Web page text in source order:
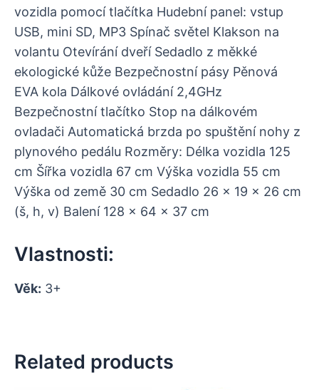
vozidla pomocí tlačítka Hudební panel: vstup
USB, mini SD, MP3 Spínač světel Klakson na
volantu Otevírání dveří Sedadlo z měkké
ekologické kůže Bezpečnostní pásy Pěnová
EVA kola Dálkové ovládání 2,4GHz
Bezpečnostní tlačítko Stop na dálkovém
ovladači Automatická brzda po spuštění nohy z
plynového pedálu Rozměry: Délka vozidla 125
cm Šířka vozidla 67 cm Výška vozidla 55 cm
Výška od země 30 cm Sedadlo 26 x 19 x 26 cm
(š, h, v) Balení 128 x 64 x 37 cm
Vlastnosti:
Věk: 3+
Related products